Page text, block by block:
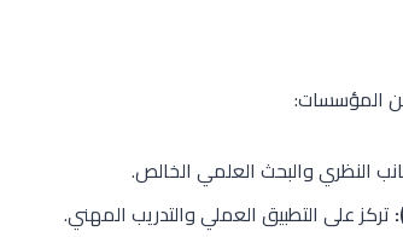
من المؤسسات:
النظري والبحث العلمي الخالص.
تركز على التطبيق العملي والتدريب المهني.